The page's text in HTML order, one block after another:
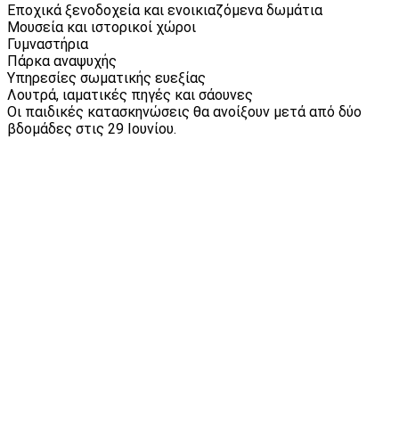
Εποχικά ξενοδοχεία και ενοικιαζόμενα δωμάτια
Μουσεία και ιστορικοί χώροι
Γυμναστήρια
Πάρκα αναψυχής
Υπηρεσίες σωματικής ευεξίας
Λουτρά, ιαματικές πηγές και σάουνες
Oι παιδικές κατασκηνώσεις θα ανοίξουν μετά από δύο
βδομάδες στις 29 Ιουνίου.